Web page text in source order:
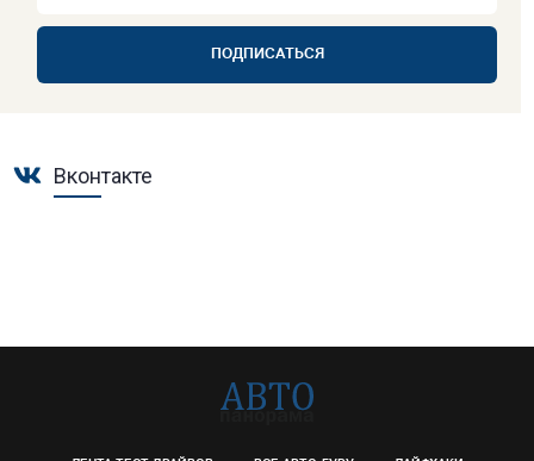
ПОДПИСАТЬСЯ
Вконтакте